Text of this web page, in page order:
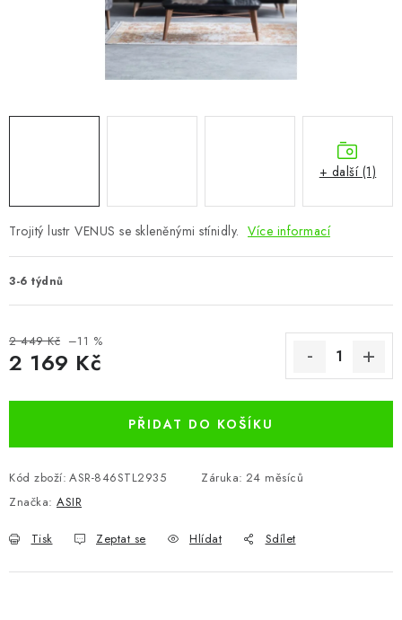
DOPLŇKY A DEKORACE
VÝPRODEJ
Vše o nákupu
Trojitý lustr VENUS se skleněnými stínidly. Více informací
3-6 týdnů
2 449 Kč –11 %
2 169 Kč
PŘIDAT DO KOŠÍKU
Kód zboží: ASR-846STL2935 Záruka: 24 měsíců
Značka: ASIR
Tisk Zeptat se Hlídat Sdílet
+ další (1)